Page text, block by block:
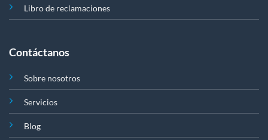
Libro de reclamaciones
Contáctanos
Sobre nosotros
Servicios
Blog